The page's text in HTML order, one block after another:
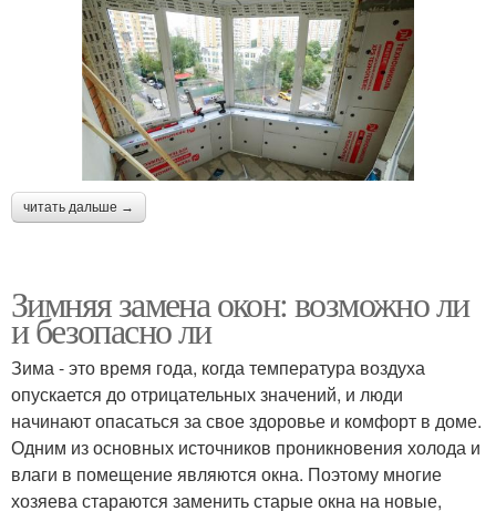
читать дальше →
Зимняя замена окон: возможно ли
и безопасно ли
Зима - это время года, когда температура воздуха
опускается до отрицательных значений, и люди
начинают опасаться за свое здоровье и комфорт в доме.
Одним из основных источников проникновения холода и
влаги в помещение являются окна. Поэтому многие
хозяева стараются заменить старые окна на новые,